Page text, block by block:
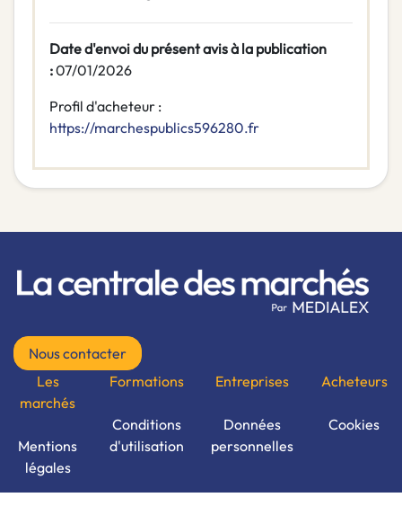
Date d'envoi du présent avis à la publication
:07/01/2026
Profil d'acheteur :
https://marchespublics596280.fr
Nous contacter
Les
marchés
Mentions
légales
Formations
Conditions
d'utilisation
Entreprises
Données
personnelles
Acheteurs
Cookies